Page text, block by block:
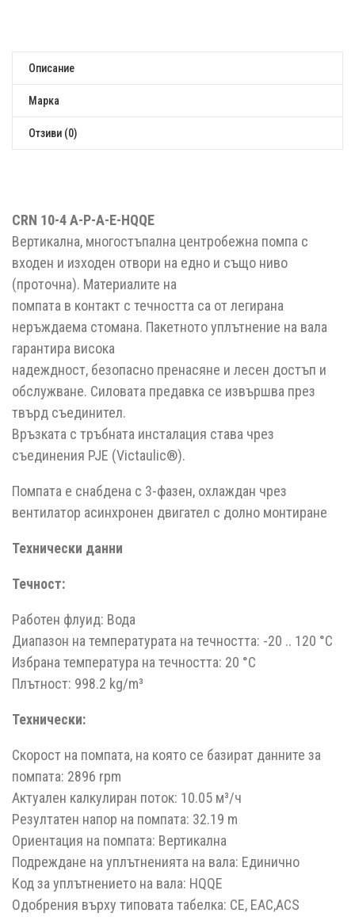
Описание
Марка
Отзиви (0)
CRN 10-4 A-P-A-E-HQQE
Вертикална, многостъпална центробежна помпа с
входен и изходен отвори на едно и също ниво
(проточна). Материалите на
помпата в контакт с течността са от легирана
неръждаема стомана. Пакетното уплътнение на вала
гарантира висока
надеждност, безопасно пренасяне и лесен достъп и
обслужване. Силовата предавка се извършва през
твърд съединител.
Връзката с тръбната инсталация става чрез
съединения PJE (Victaulic®).
Помпата е снабдена с 3-фазен, охлаждан чрез
вентилатор асинхронен двигател с долно монтиране
Технически данни
Течност:
Работен флуид: Вода
Диапазон на температурата на течността: -20 .. 120 °C
Избрана температура на течността: 20 °C
Плътност: 998.2 kg/m³
Технически:
Скорост на помпата, на която се базират данните за
помпата: 2896 rpm
Актуален калкулиран поток: 10.05 м³/ч
Резултатен напор на помпата: 32.19 m
Ориентация на помпата: Вертикална
Подреждане на уплътненията на вала: Единично
Код за уплътнението на вала: HQQE
Одобрения върху типовата табелка: CE, EAC,ACS